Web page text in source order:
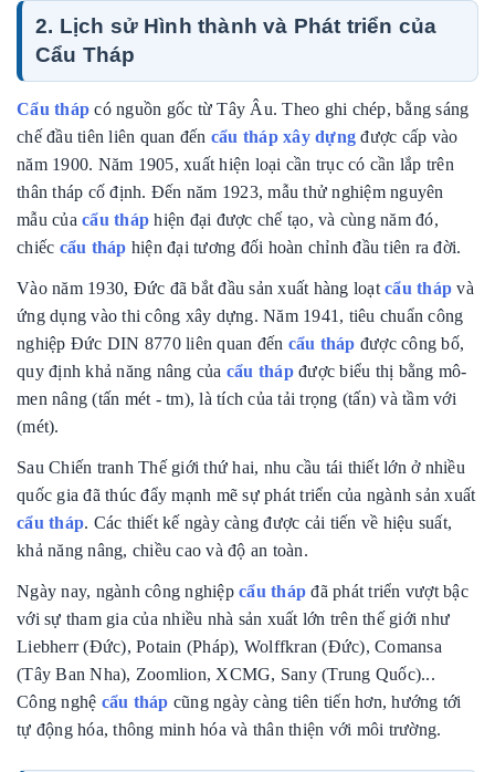
2. Lịch sử Hình thành và Phát triển của
Cẩu Tháp
Cẩu tháp có nguồn gốc từ Tây Âu. Theo ghi chép, bằng sáng
chế đầu tiên liên quan đến cẩu tháp xây dựng được cấp vào
năm 1900. Năm 1905, xuất hiện loại cần trục có cần lắp trên
thân tháp cố định. Đến năm 1923, mẫu thử nghiệm nguyên
mẫu của cẩu tháp hiện đại được chế tạo, và cùng năm đó,
chiếc cẩu tháp hiện đại tương đối hoàn chỉnh đầu tiên ra đời.
Vào năm 1930, Đức đã bắt đầu sản xuất hàng loạt cẩu tháp và
ứng dụng vào thi công xây dựng. Năm 1941, tiêu chuẩn công
nghiệp Đức DIN 8770 liên quan đến cẩu tháp được công bố,
quy định khả năng nâng của cẩu thápđược biểu thị bằng mô-
men nâng (tấn mét - tm), là tích của tải trọng (tấn) và tầm với
(mét).
Sau Chiến tranh Thế giới thứ hai, nhu cầu tái thiết lớn ở nhiều
quốc gia đã thúc đẩy mạnh mẽ sự phát triển của ngành sản xuất
cẩu tháp. Các thiết kế ngày càng được cải tiến về hiệu suất,
khả năng nâng, chiều cao và độ an toàn.
Ngày nay, ngành công nghiệp cẩu tháp đã phát triển vượt bậc
với sự tham gia của nhiều nhà sản xuất lớn trên thế giới như
Liebherr (Đức), Potain (Pháp), Wolffkran (Đức), Comansa
(Tây Ban Nha), Zoomlion, XCMG, Sany (Trung Quốc)...
Công nghệ cẩu tháp cũng ngày càng tiên tiến hơn, hướng tới
tự động hóa, thông minh hóa và thân thiện với môi trường.